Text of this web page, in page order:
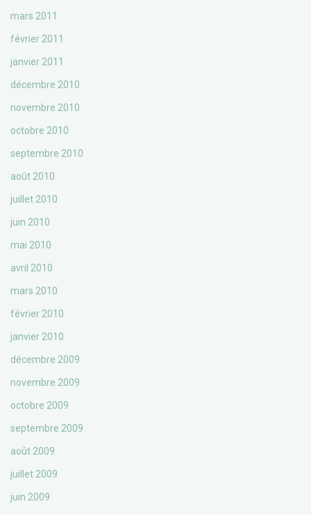
mars 2011
février 2011
janvier 2011
décembre 2010
novembre 2010
octobre 2010
septembre 2010
août 2010
juillet 2010
juin 2010
mai 2010
avril 2010
mars 2010
février 2010
janvier 2010
décembre 2009
novembre 2009
octobre 2009
septembre 2009
août 2009
juillet 2009
juin 2009